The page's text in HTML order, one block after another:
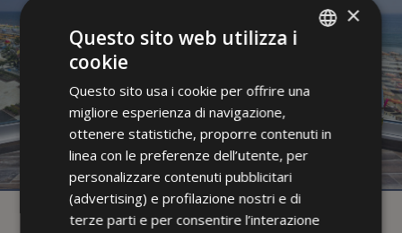
ENGLISH
GERMAN
×
Questo sito web utilizza i
cookie
Questo sito usa i cookie per offrire una
migliore esperienza di navigazione,
ottenere statistiche, proporre contenuti in
linea con le preferenze dell’utente, per
personalizzare contenuti pubblicitari
(advertising) e profilazione nostri e di
terze parti e per consentire l’interazione